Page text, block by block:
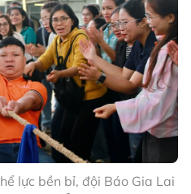
lực bền bỉ, đội Báo Gia Lai